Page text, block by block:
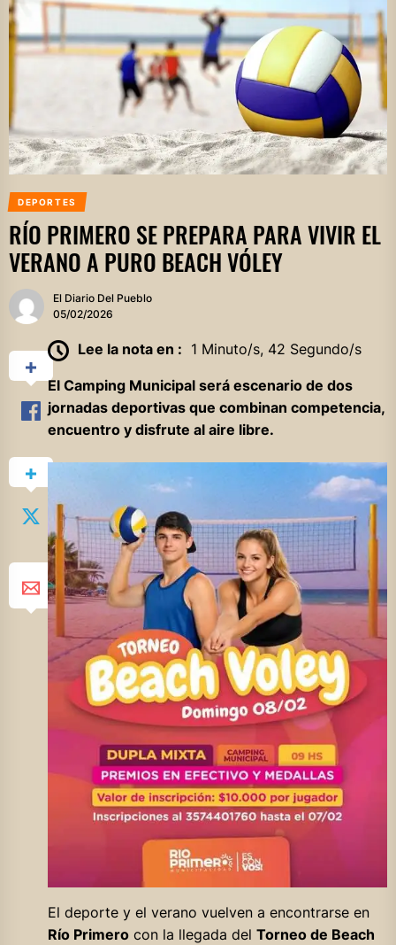
DEPORTES
RÍO PRIMERO SE PREPARA PARA VIVIR EL
VERANO A PURO BEACH VÓLEY
El Diario Del Pueblo
05/02/2026
Lee la nota en : 1 Minuto/s, 42 Segundo/s
El Camping Municipal será escenario de dos
jornadas deportivas que combinan competencia,
encuentro y disfrute al aire libre.
El deporte y el verano vuelven a encontrarse en
Río Primerocon la llegada del Torneo de Beach